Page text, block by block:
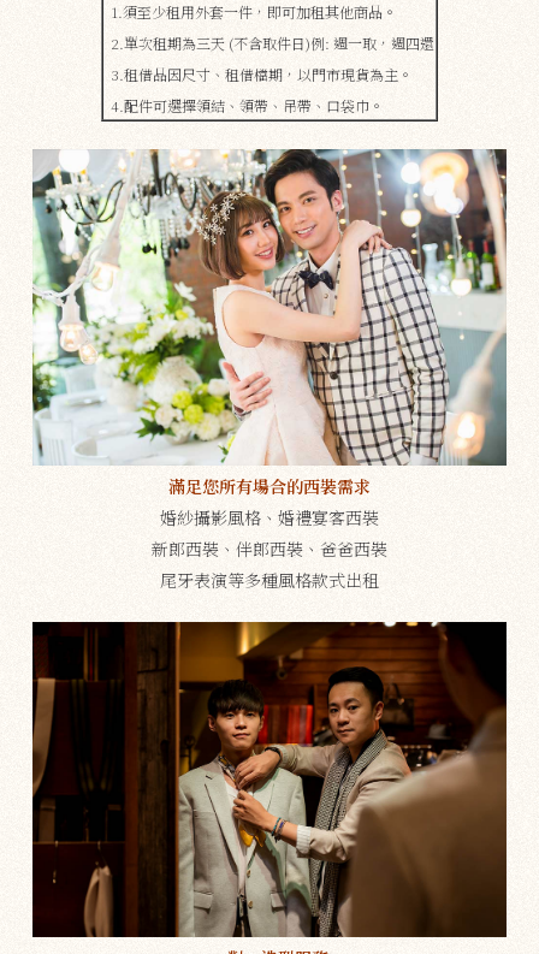
1.須至少租用外套一件，即可加租其他商品。
2.單次租期為三天 (不含取件日)例: 週一取，週四還
3.租借品因尺寸、租借檔期，​​以門市現貨為主。
4.配件可選擇領結、領帶、吊帶、口袋巾。
滿足您所有場合的西裝需求
婚紗攝影風格、婚禮宴客西裝
新郎西裝、伴郎西裝、爸爸西裝
尾牙表演等多種風格款式出租